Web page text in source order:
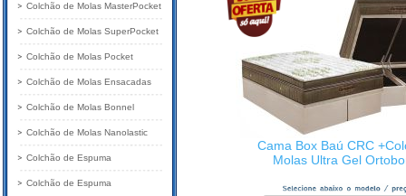
Cama Box Baú CRC
Molas Ultra Gel
Colchão de Molas MasterPocket
Colchão de Molas SuperPocket
Colchão de Molas Pocket
Colchão de Molas Ensacadas
Colchão de Molas Bonnel
Colchão de Molas Nanolastic
Colchão de Espuma
Colchão de Espuma